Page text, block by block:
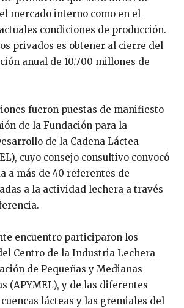
mercado interno como en el
condiciones de producción.
privados es obtener al cierre del
anual de 10.700 millones de
fueron puestas de manifiesto
de la Fundación para la
de la Cadena Láctea
cuyo consejo consultivo convocó
a más de 40 referentes de
a la actividad lechera a través
encuentro participaron los
Centro de la Industria Lechera
de Pequeñas y Medianas
(APYMEL), y de las diferentes
lácteas y las gremiales del